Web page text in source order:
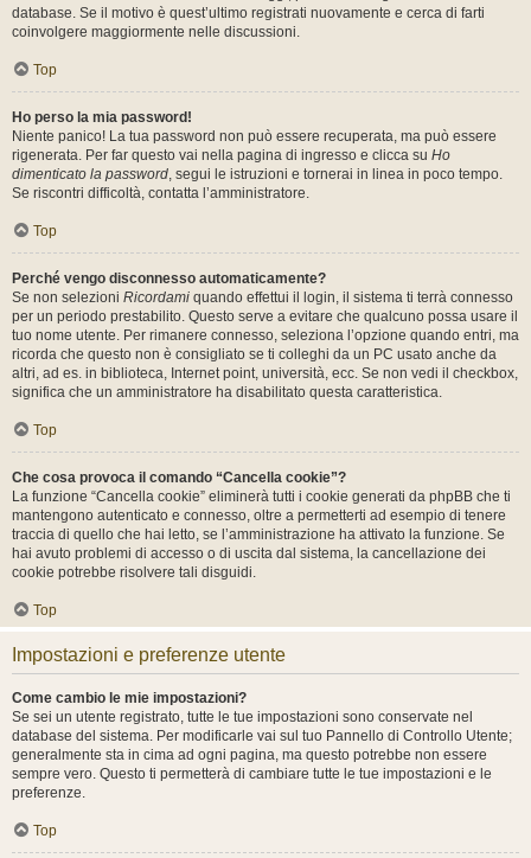
database. Se il motivo è quest’ultimo registrati nuovamente e cerca di farti
coinvolgere maggiormente nelle discussioni.
Top
Ho perso la mia password!
Niente panico! La tua password non può essere recuperata, ma può essere
rigenerata. Per far questo vai nella pagina di ingresso e clicca su Ho
dimenticato la password, segui le istruzioni e tornerai in linea in poco tempo.
Se riscontri difficoltà, contatta l’amministratore.
Top
Perché vengo disconnesso automaticamente?
Se non selezioni Ricordami quando effettui il login, il sistema ti terrà connesso
per un periodo prestabilito. Questo serve a evitare che qualcuno possa usare il
tuo nome utente. Per rimanere connesso, seleziona l’opzione quando entri, ma
ricorda che questo non è consigliato se ti colleghi da un PC usato anche da
altri, ad es. in biblioteca, Internet point, università, ecc. Se non vedi il checkbox,
significa che un amministratore ha disabilitato questa caratteristica.
Top
Che cosa provoca il comando “Cancella cookie”?
La funzione “Cancella cookie” eliminerà tutti i cookie generati da phpBB che ti
mantengono autenticato e connesso, oltre a permetterti ad esempio di tenere
traccia di quello che hai letto, se l’amministrazione ha attivato la funzione. Se
hai avuto problemi di accesso o di uscita dal sistema, la cancellazione dei
cookie potrebbe risolvere tali disguidi.
Top
Impostazioni e preferenze utente
Come cambio le mie impostazioni?
Se sei un utente registrato, tutte le tue impostazioni sono conservate nel
database del sistema. Per modificarle vai sul tuo Pannello di Controllo Utente;
generalmente sta in cima ad ogni pagina, ma questo potrebbe non essere
sempre vero. Questo ti permetterà di cambiare tutte le tue impostazioni e le
preferenze.
Top